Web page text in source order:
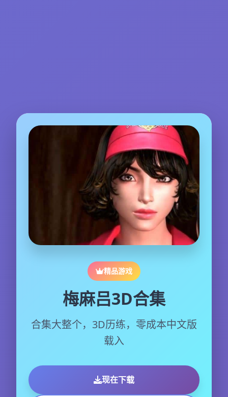
精品游戏
梅麻吕3D合集
合集大整个，3D历练，零成本中文版
载入
现在下载